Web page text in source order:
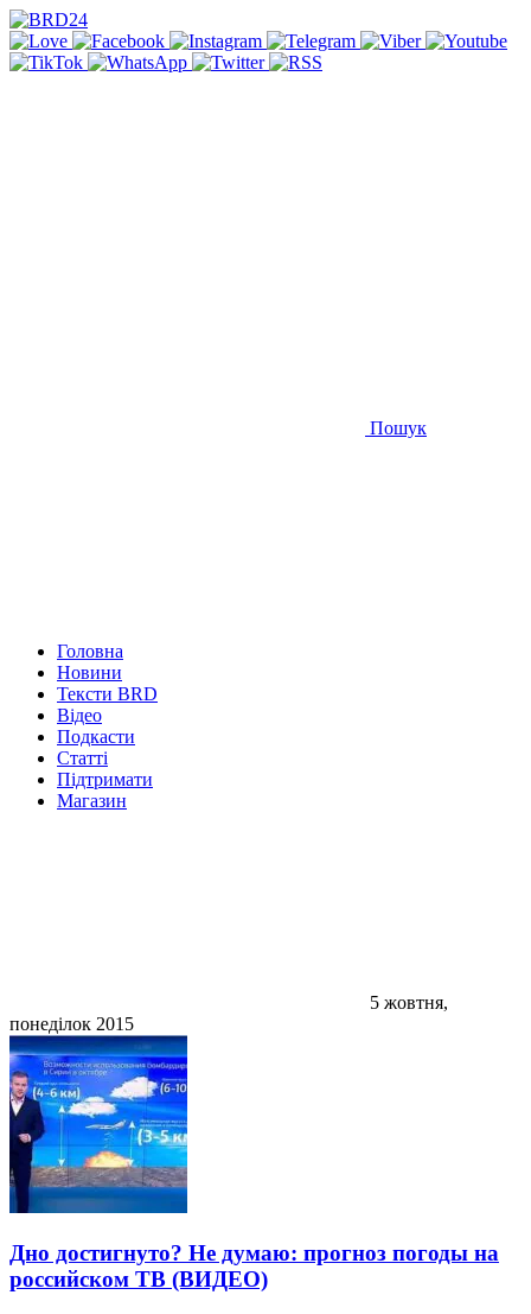
Пошук
Головна
Новини
Тексти BRD
Відео
Подкасти
Статті
Підтримати
Магазин
5 жовтня,
понеділок 2015
Дно достигнуто? Не думаю: прогноз погоды на
российском ТВ (ВИДЕО)